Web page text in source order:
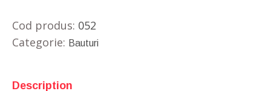
Cod produs: 052
Categorie: Bauturi
Description